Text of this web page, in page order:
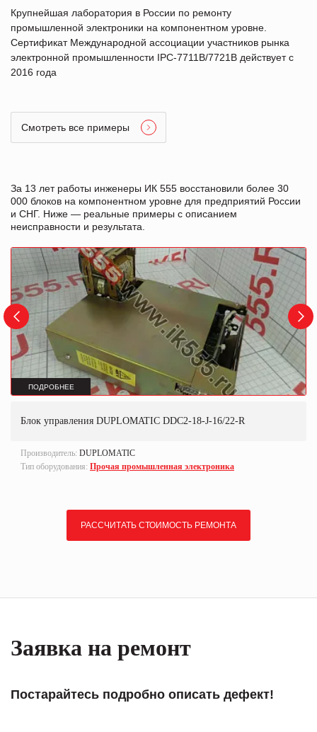
Крупнейшая лаборатория в России по ремонту
промышленной электроники на компонентном уровне.
Сертификат Международной ассоциации участников рынка
электронной промышленности IPC-7711B/7721B действует с
2016 года
Смотреть все примеры
За 13 лет работы инженеры ИК 555 восстановили более 30
000 блоков на компонентном уровне для предприятий России
и СНГ. Ниже — реальные примеры с описанием
неисправности и результата.
ПОДРОБНЕЕ
Блок управления DUPLOMATIC DDC2-18-J-16/22-R
Производитель: DUPLOMATIC
Тип оборудования: Прочая промышленная электроника
РАССЧИТАТЬ СТОИМОСТЬ РЕМОНТА
Заявка на ремонт
Постарайтесь подробно описать дефект!